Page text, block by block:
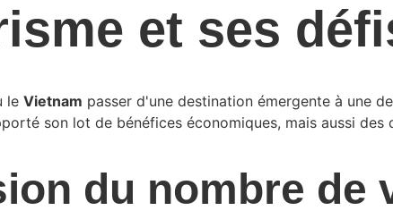
et ses
le Vietnam passer d'une destination émergente à une
son lot de bénéfices économiques, mais aussi des
du nombre de